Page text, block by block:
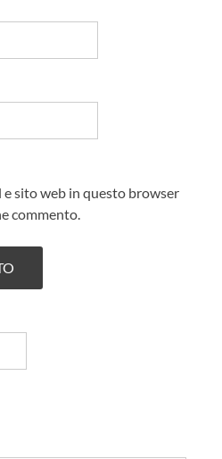
e sito web in questo browser
commento.